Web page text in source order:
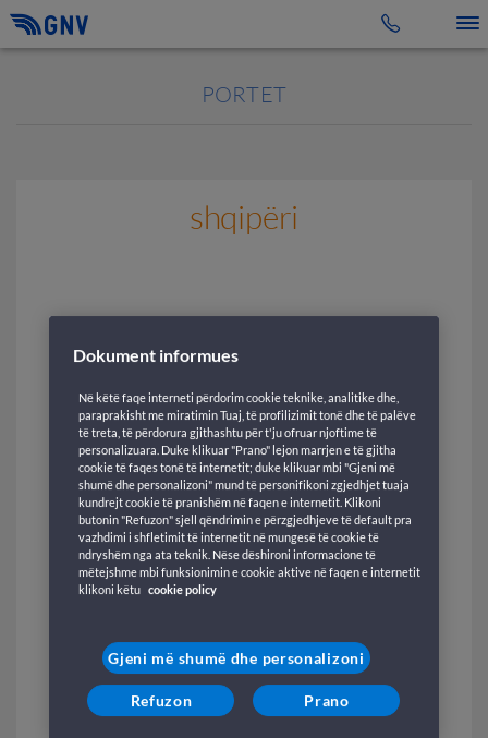
PORTET
shqipëri
Dokument informues
Në këtë faqe interneti përdorim cookie teknike, analitike dhe,
paraprakisht me miratimin Tuaj, të profilizimit tonë dhe të palëve
të treta, të përdorura gjithashtu për t'ju ofruar njoftime të
personalizuara. Duke klikuar "Prano" lejon marrjen e të gjitha
cookie të faqes tonë të internetit; duke klikuar mbi "Gjeni më
shumë dhe personalizoni" mund të personifikoni zgjedhjet tuaja
kundrejt cookie të pranishëm në faqen e internetit. Klikoni
butonin "Refuzon" sjell qëndrimin e përzgjedhjeve të default pra
vazhdimi i shfletimit të internetit në mungesë të cookie të
ndryshëm nga ata teknik. Nëse dëshironi informacione të
mëtejshme mbi funksionimin e cookie aktive në faqen e internetit
klikoni këtu cookie policy
Gjeni më shumë dhe personalizoni
Refuzon Prano